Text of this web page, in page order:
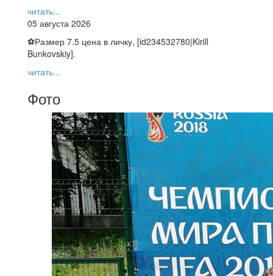
читать...
05 августа 2026
⚽️Размер 7.5 цена в личку, [id234532780|Kirill
Bunkovskiy].
читать...
Фото